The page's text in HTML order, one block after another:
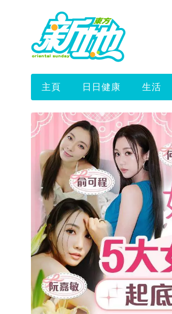
主頁 日日健康 生活